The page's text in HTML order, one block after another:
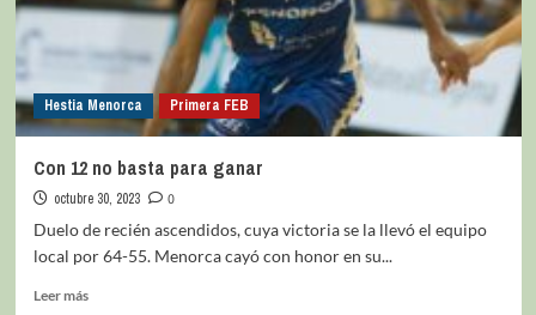
Hestia Menorca Primera FEB
Con 12 no basta para ganar
octubre 30, 2023
0
Duelo de recién ascendidos, cuya victoria se la llevó el equipo
local por 64-55. Menorca cayó con honor en su...
Leer más